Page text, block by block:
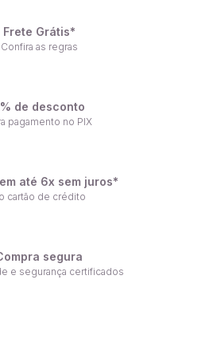
Frete Grátis*
Confira as regras
de desconto
pagamento no PIX
até 6x sem juros*
cartão de crédito
segura
e segurança certificados